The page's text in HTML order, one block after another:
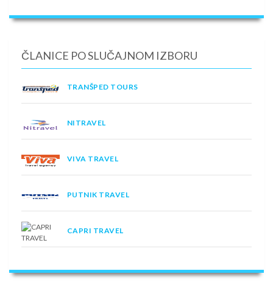
ČLANICE PO SLUČAJNOM IZBORU
TRANŠPED TOURS
NITRAVEL
VIVA TRAVEL
PUTNIK TRAVEL
CAPRI TRAVEL